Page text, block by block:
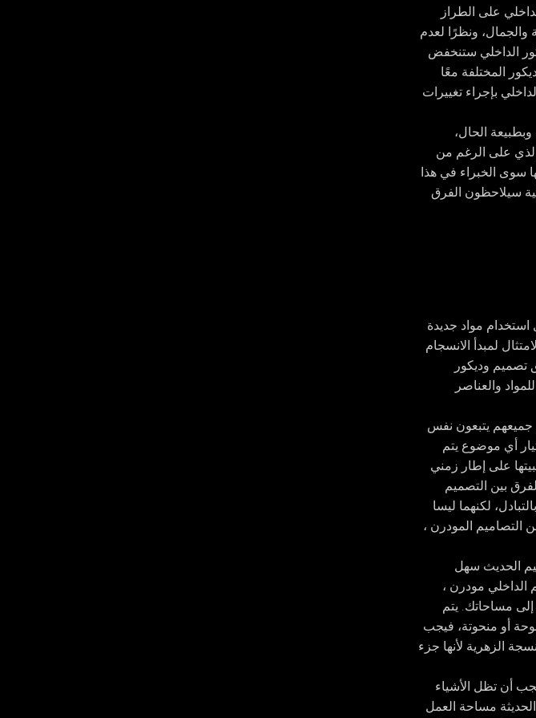
على الطراز
والجمال، ونظرًا لعدم
الداخلي ستنخفض
المختلفة معًا
بإجراء تغييرات
الحال،
على الرغم من
سوى الخبراء في هذا
سيلاحظون الفرق
مواد جديدة
لمبدأ الانسجام
تصميم وديكور
والعناصر
جميعهم يتبعون نفس
أي موضوع يتم
على إطار زمني
بين التصميم
لكنهما ليسا
التصاميم المودرن ،
الحديث سهل
الداخلي مودرن ،
مساحاتك. يتم
أو منحوتة، فيجب
الزهرية لأنها جزء
أن تظل الأشياء
مساحة العمل